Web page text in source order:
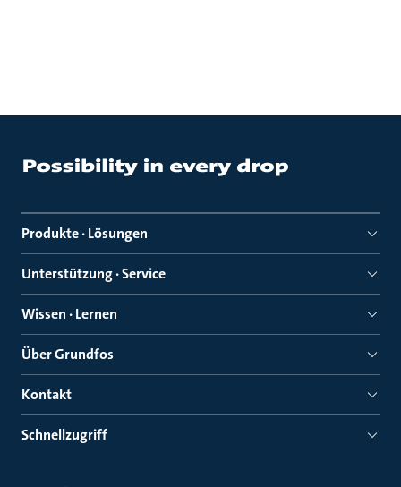
Produkte · Lösungen
Unterstützung · Service
Wissen · Lernen
Über Grundfos
Kontakt
Schnellzugriff